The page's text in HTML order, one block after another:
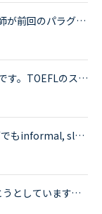
笑って下さいませ。カランレッスンでは、講師が前回のパラグラフの確認をしてから本日のレッスンが進みますね。その際、講師が言ったところが違った（連続のカランレッスンだった為か、先の講師のメッセージがま...
グーグルの英文の文字起こしサービスが便利です。TOEFLのスピーキングパートなどで、自分が話したワード数が気になると思いますが、録音したものを書き起こすのはけっこう大変です。 ご存知の方もいらっしゃると...
didn't, isn't, I'd などの短縮形はスピーキングでもinformal, slangだと講師に言われました。本当ですか？written Englishでは、特にビジネスメールでは使わないようにすべきという認識はありますが、スピーキン...
私は、ネイティブキャンプを始めて1年が経とうとしています。サイドバイサイドを2巡、初級〜中上級の文法2巡、トピック、中級発音2巡、フリートーク200回以上、カランは受講していません。40代女性です。受講した...